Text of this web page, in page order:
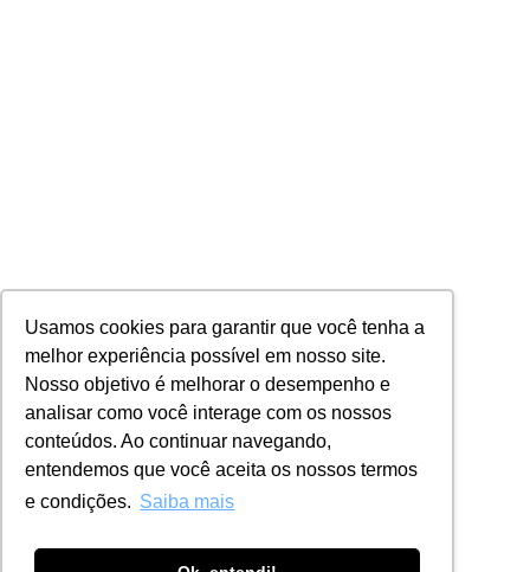
Usamos cookies para garantir que você tenha a
melhor experiência possível em nosso site.
Nosso objetivo é melhorar o desempenho e
analisar como você interage com os nossos
conteúdos. Ao continuar navegando,
entendemos que você aceita os nossos termos
e condições. Saiba mais